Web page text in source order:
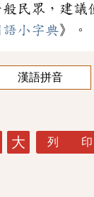
民眾，建議
語小字典》。
漢語拼音
大 列 印